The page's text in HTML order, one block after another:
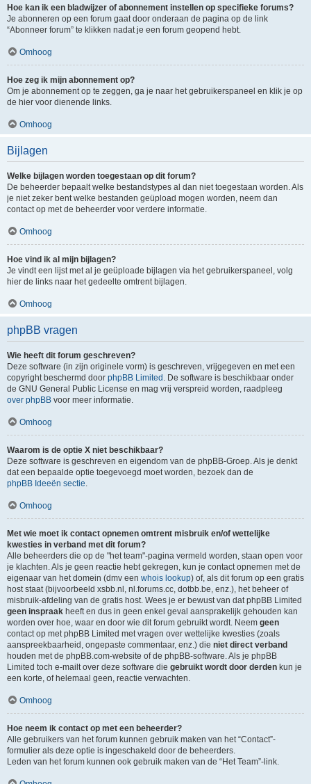
Hoe kan ik een bladwijzer of abonnement instellen op specifieke forums?
Je abonneren op een forum gaat door onderaan de pagina op de link
“Abonneer forum” te klikken nadat je een forum geopend hebt.
Omhoog
Hoe zeg ik mijn abonnement op?
Om je abonnement op te zeggen, ga je naar het gebruikerspaneel en klik je op
de hier voor dienende links.
Omhoog
Bijlagen
Welke bijlagen worden toegestaan op dit forum?
De beheerder bepaalt welke bestandstypes al dan niet toegestaan worden. Als
je niet zeker bent welke bestanden geüpload mogen worden, neem dan
contact op met de beheerder voor verdere informatie.
Omhoog
Hoe vind ik al mijn bijlagen?
Je vindt een lijst met al je geüploade bijlagen via het gebruikerspaneel, volg
hier de links naar het gedeelte omtrent bijlagen.
Omhoog
phpBB vragen
Wie heeft dit forum geschreven?
Deze software (in zijn originele vorm) is geschreven, vrijgegeven en met een
copyright beschermd door phpBB Limited . De software is beschikbaar onder
de GNU General Public License en mag vrij verspreid worden, raadpleeg
over phpBB voor meer informatie.
Omhoog
Waarom is de optie X niet beschikbaar?
Deze software is geschreven en eigendom van de phpBB-Groep. Als je denkt
dat een bepaalde optie toegevoegd moet worden, bezoek dan de
phpBB Ideeën sectie.
Omhoog
Met wie moet ik contact opnemen omtrent misbruik en/of wettelijke
kwesties in verband met dit forum?
Alle beheerders die op de "het team"-pagina vermeld worden, staan open voor
je klachten. Als je geen reactie hebt gekregen, kun je contact opnemen met de
eigenaar van het domein (dmv een whois lookup) of, als dit forum op een gratis
host staat (bijvoorbeeld xsbb.nl, nl.forums.cc, dotbb.be, enz.), het beheer of
misbruik-afdeling van de gratis host. Wees je er bewust van dat phpBB Limited
geen inspraak heeft en dus in geen enkel geval aansprakelijk gehouden kan
worden over hoe, waar en door wie dit forum gebruikt wordt. Neem geen
contact op met phpBB Limited met vragen over wettelijke kwesties (zoals
aanspreekbaarheid, ongepaste commentaar, enz.) die niet direct verband
houden met de phpBB.com-website of de phpBB-software. Als je phpBB
Limited toch e-mailt over deze software die gebruikt wordt door derden kun je
een korte, of helemaal geen, reactie verwachten.
Omhoog
Hoe neem ik contact op met een beheerder?
Alle gebruikers van het forum kunnen gebruik maken van het “Contact”-
formulier als deze optie is ingeschakeld door de beheerders.
Leden van het forum kunnen ook gebruik maken van de “Het Team”-link.